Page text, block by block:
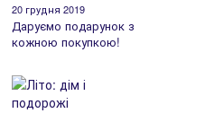
20 грудня 2019
Даруємо подарунок з
кожною покупкою!